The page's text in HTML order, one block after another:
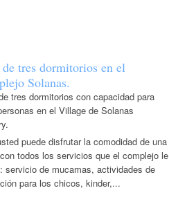
de tres dormitorios en el
Solanas.
tres dormitorios con capacidad para
en el Village de Solanas
puede disfrutar la comodidad de una
todos los servicios que el complejo le
servicio de mucamas, actividades de
para los chicos, kinder,...